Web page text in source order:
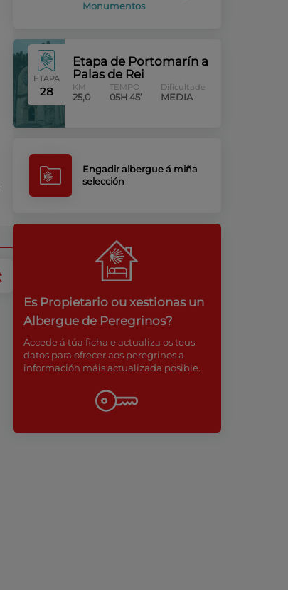
Monumentos
ETAPA
28
Etapa de Portomarín a
Palas de Rei
KM
25,0
TEMPO
05H 45’
Dificultade
MEDIA
Engadir albergue á miña
selección
Es Propietario ou xestionas un
Albergue de Peregrinos?
Accede á túa ficha e actualiza os teus
datos para ofrecer aos peregrinos a
información máis actualizada posible.